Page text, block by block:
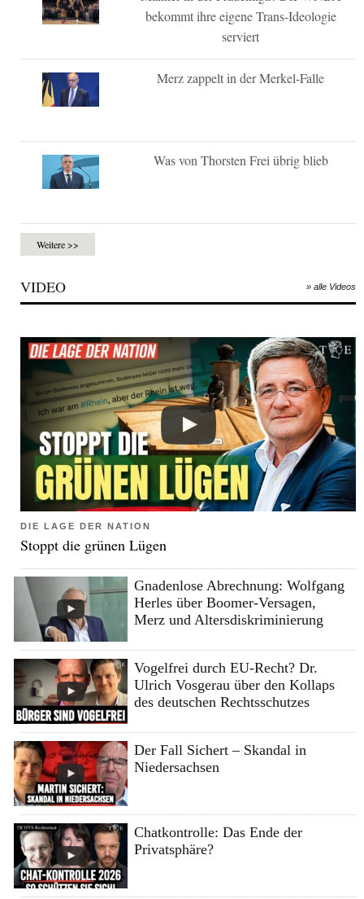
bekommt ihre eigene Trans-Ideologie
serviert
Merz zappelt in der Merkel-Falle
Was von Thorsten Frei übrig blieb
Weitere >>
VIDEO » alle Videos
DIE LAGE DER NATION
Stoppt die grünen Lügen
Gnadenlose Abrechnung: Wolfgang
Herles über Boomer-Versagen,
Merz und Altersdiskriminierung
Vogelfrei durch EU-Recht? Dr.
Ulrich Vosgerau über den Kollaps
des deutschen Rechtsschutzes
Der Fall Sichert – Skandal in
Niedersachsen
Chatkontrolle: Das Ende der
Privatsphäre?